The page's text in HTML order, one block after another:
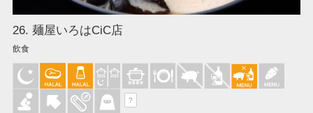
26. 麺屋いろはCiC店
飲食
?